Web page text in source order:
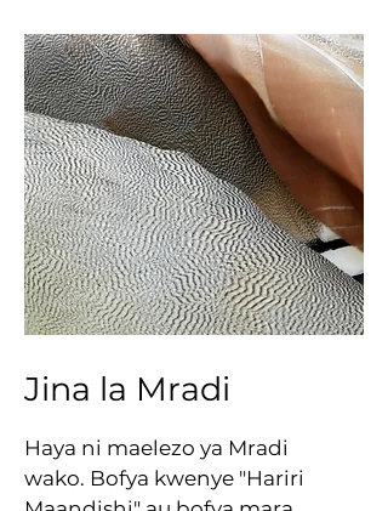
Jina la Mradi
Haya ni maelezo ya Mradi
wako. Bofya kwenye "Hariri